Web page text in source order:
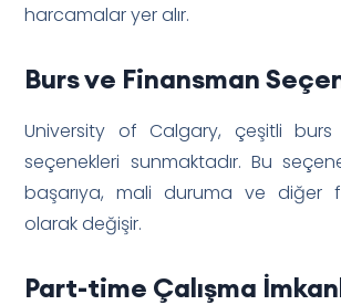
harcamalar yer alır.
Burs ve Finansman
University of Calgary, çeşitli
seçenekleri sunmaktadır. Bu
başarıya, mali duruma ve diğer
olarak değişir.
Part-time Çalışma